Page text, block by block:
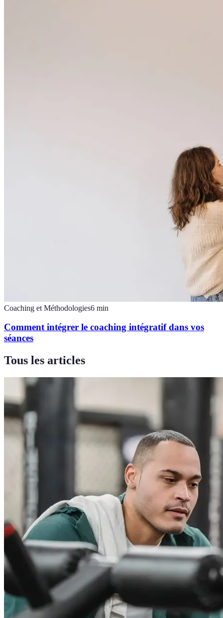
Coaching et Méthodologies6 min
Comment intégrer le coaching intégratif dans vos
séances
Tous les articles